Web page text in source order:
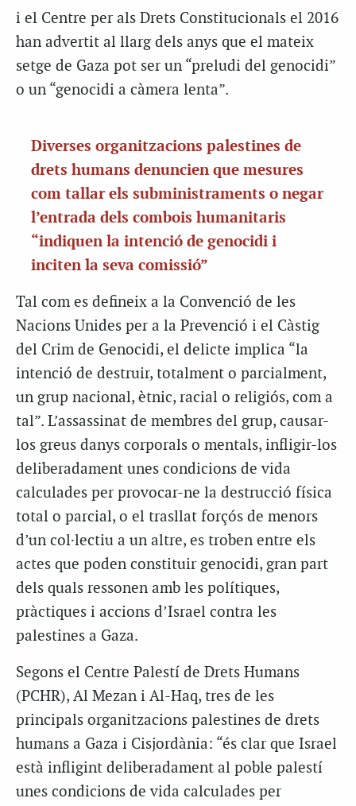
i el Centre per als Drets Constitucionals el 2016
han advertit al llarg dels anys que el mateix
setge de Gaza pot ser un “preludi del genocidi”
o un “genocidi a càmera lenta”.
Diverses organitzacions palestines de
drets humans denuncien que mesures
com tallar els subministraments o negar
l’entrada dels combois humanitaris
“indiquen la intenció de genocidi i
inciten la seva comissió”
Tal com es defineix a la Convenció de les
Nacions Unides per a la Prevenció i el Càstig
del Crim de Genocidi, el delicte implica “la
intenció de destruir, totalment o parcialment,
un grup nacional, ètnic, racial o religiós, com a
tal”. L’assassinat de membres del grup, causar-
los greus danys corporals o mentals, infligir-los
deliberadament unes condicions de vida
calculades per provocar-ne la destrucció física
total o parcial, o el trasllat forçós de menors
d’un col·lectiu a un altre, es troben entre els
actes que poden constituir genocidi, gran part
dels quals ressonen amb les polítiques,
pràctiques i accions d’Israel contra les
palestines a Gaza.
Segons el Centre Palestí de Drets Humans
(PCHR), Al Mezan i Al-Haq, tres de les
principals organitzacions palestines de drets
humans a Gaza i Cisjordània: “és clar que Israel
està infligint deliberadament al poble palestí
unes condicions de vida calculades per